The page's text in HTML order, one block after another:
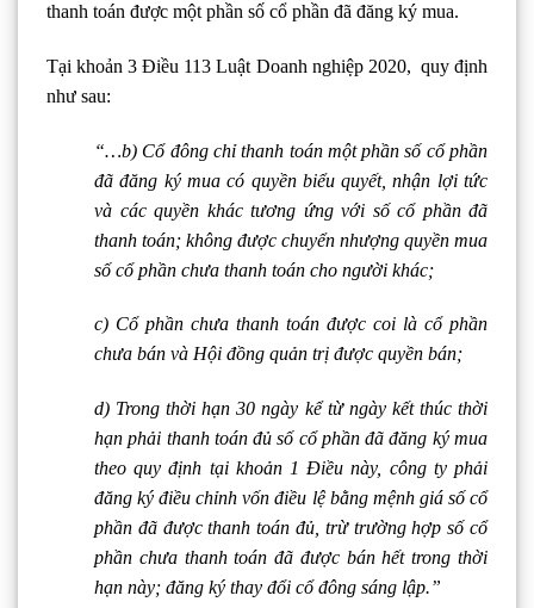
thanh toán được một phần số cổ phần đã đăng ký mua.
Tại khoản 3 Điều 113 Luật Doanh nghiệp 2020, quy định
như sau:
“…b) Cổ đông chỉ thanh toán một phần số cổ phần
đã đăng ký mua có quyền biểu quyết, nhận lợi tức
và các quyền khác tương ứng với số cổ phần đã
thanh toán; không được chuyển nhượng quyền mua
số cổ phần chưa thanh toán cho người khác;
c) Cổ phần chưa thanh toán được coi là cổ phần
chưa bán và Hội đồng quản trị được quyền bán;
d) Trong thời hạn 30 ngày kể từ ngày kết thúc thời
hạn phải thanh toán đủ số cổ phần đã đăng ký mua
theo quy định tại khoản 1 Điều này, công ty phải
đăng ký điều chỉnh vốn điều lệ bằng mệnh giá số cổ
phần đã được thanh toán đủ, trừ trường hợp số cổ
phần chưa thanh toán đã được bán hết trong thời
hạn này; đăng ký thay đổi cổ đông sáng lập.”